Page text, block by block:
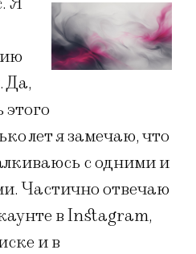
Да,
лет я замечаю, что
с одними и
Частично отвечаю
в Instagram,
и в